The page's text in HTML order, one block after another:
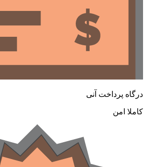
پرداخت آنی
امن